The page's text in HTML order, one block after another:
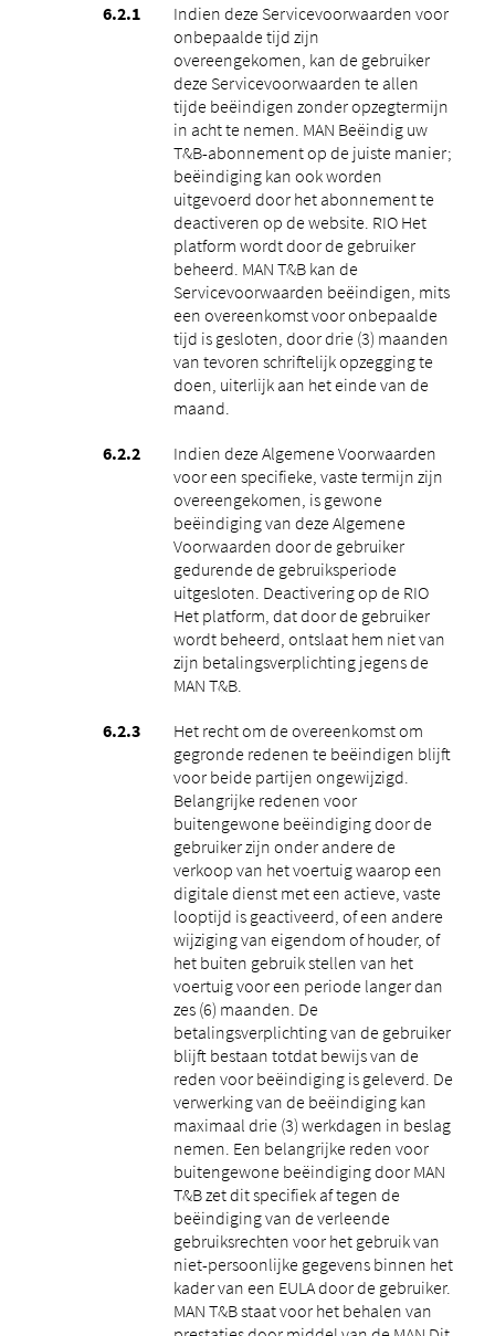
Indien deze Servicevoorwaarden voor
onbepaalde tijd zijn
overeengekomen, kan de gebruiker
deze Servicevoorwaarden te allen
tijde beëindigen zonder opzegtermijn
in acht te nemen. MAN Beëindig uw
T&B-abonnement op de juiste manier;
beëindiging kan ook worden
uitgevoerd door het abonnement te
deactiveren op de website. RIO Het
platform wordt door de gebruiker
beheerd. MAN T&B kan de
Servicevoorwaarden beëindigen, mits
een overeenkomst voor onbepaalde
tijd is gesloten, door drie (3) maanden
van tevoren schriftelijk opzegging te
doen, uiterlijk aan het einde van de
maand.
Indien deze Algemene Voorwaarden
voor een specifieke, vaste termijn zijn
overeengekomen, is gewone
beëindiging van deze Algemene
Voorwaarden door de gebruiker
gedurende de gebruiksperiode
uitgesloten. Deactivering op de RIO
Het platform, dat door de gebruiker
wordt beheerd, ontslaat hem niet van
zijn betalingsverplichting jegens de
MAN T&B.
Het recht om de overeenkomst om
gegronde redenen te beëindigen blijft
voor beide partijen ongewijzigd.
Belangrijke redenen voor
buitengewone beëindiging door de
gebruiker zijn onder andere de
verkoop van het voertuig waarop een
digitale dienst met een actieve, vaste
looptijd is geactiveerd, of een andere
wijziging van eigendom of houder, of
het buiten gebruik stellen van het
voertuig voor een periode langer dan
zes (6) maanden. De
betalingsverplichting van de gebruiker
blijft bestaan ​​totdat bewijs van de
reden voor beëindiging is geleverd. De
verwerking van de beëindiging kan
maximaal drie (3) werkdagen in beslag
nemen. Een belangrijke reden voor
buitengewone beëindiging door MAN
T&B zet dit specifiek af tegen de
beëindiging van de verleende
gebruiksrechten voor het gebruik van
niet-persoonlijke gegevens binnen het
kader van een EULA door de gebruiker.
MAN T&B staat voor het behalen van